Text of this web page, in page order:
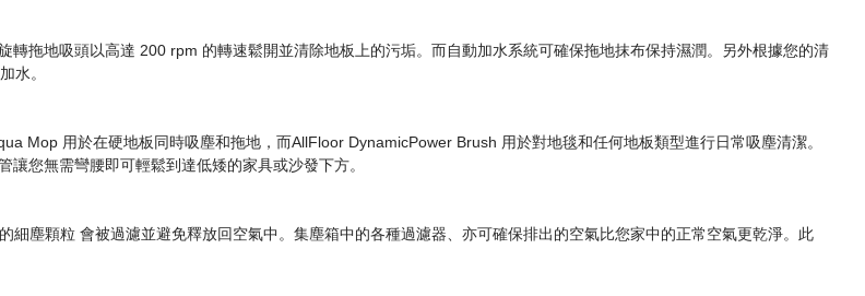
拖地吸頭以高達 200 rpm 的轉速鬆開並清除地板上的污垢。而自動加水系統可確保拖地抹布保持濕潤。另外根據您的清
水。
Mop 用於在硬地板同時吸塵和拖地，而AllFloor DynamicPower Brush 用於對地毯和任何地板類型進行日常吸塵清潔。
您無需彎腰即可輕鬆到達低矮的家具或沙發下方。
塵顆粒 會被過濾並避免釋放回空氣中。集塵箱中的各種過濾器、亦可確保排出的空氣比您家中的正常空氣更乾淨。此